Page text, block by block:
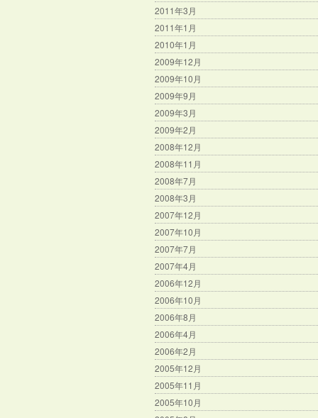
2011年3月
2011年1月
2010年1月
2009年12月
2009年10月
2009年9月
2009年3月
2009年2月
2008年12月
2008年11月
2008年7月
2008年3月
2007年12月
2007年10月
2007年7月
2007年4月
2006年12月
2006年10月
2006年8月
2006年4月
2006年2月
2005年12月
2005年11月
2005年10月